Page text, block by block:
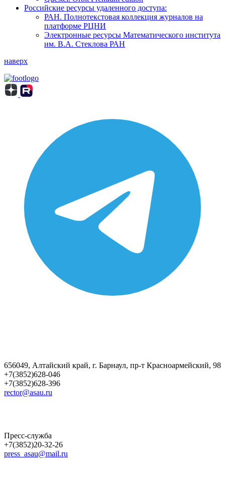
Российские ресурсы удаленного доступа:
РАН. Полнотекстовая коллекция журналов на
платформе РЦНИ
Электронные ресурсы Математического института
им. В.А. Стеклова РАН
наверх
656049, Алтайский край, г. Барнаул, пр-т Красноармейский, 98
+7(3852)628-046
+7(3852)628-396
rector@asau.ru
Пресс-служба
+7(3852)20-32-26
press_asau@mail.ru